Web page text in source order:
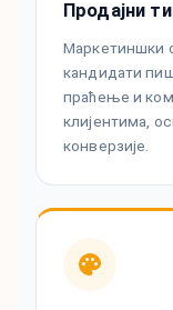
Продајни
Маркетиншки
кандидати
праћење и
клијентима,
конверзије.